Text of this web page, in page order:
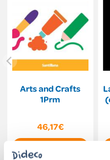
Arts and Crafts
1Prm
46,17€